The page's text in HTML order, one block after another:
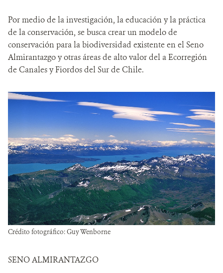
Por medio de la investigación, la educación y la práctica
de la conservación, se busca crear un modelo de
conservación para la biodiversidad existente en el Seno
Almirantazgo y otras áreas de alto valor del a Ecorregión
de Canales y Fiordos del Sur de Chile.
Crédito fotográfico: Guy Wenborne
SENO ALMIRANTAZGO